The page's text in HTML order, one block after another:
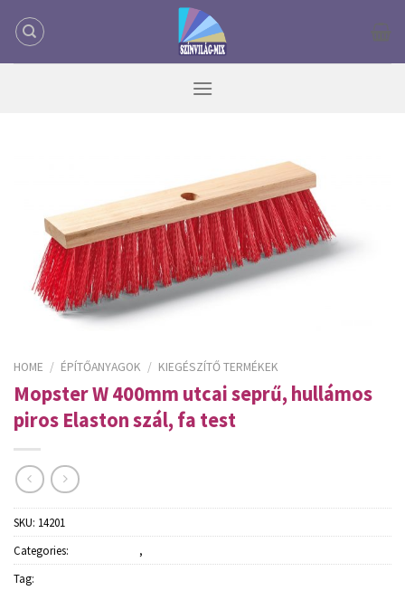
HOME / ÉPÍTŐANYAGOK / KIEGÉSZÍTŐ TERMÉKEK
Mopster W 400mm utcai seprű, hullámos
piros Elaston szál, fa test
SKU: 14201
Categories:
,
Tag: